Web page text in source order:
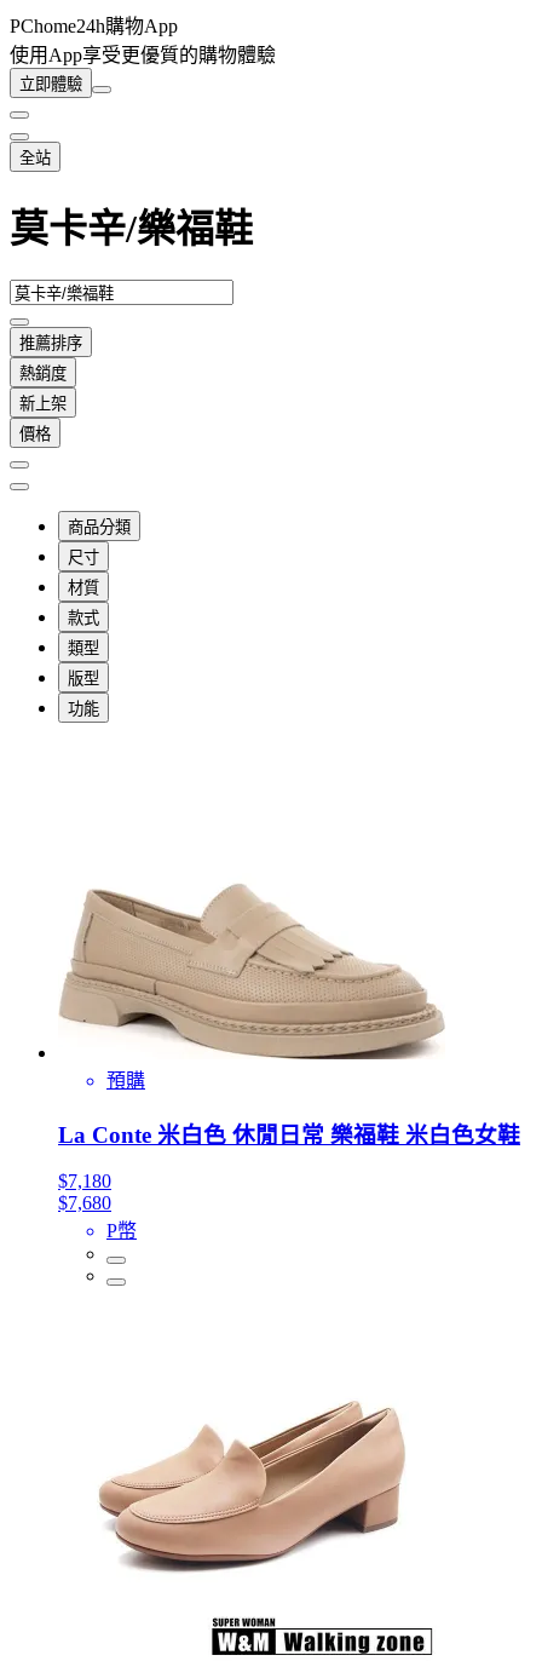
PChome24h購物App
使用App享受更優質的購物體驗
立即體驗
全站
莫卡辛/樂福鞋
推薦排序
熱銷度
新上架
價格
商品分類
尺寸
材質
款式
類型
版型
功能
預購
La Conte 米白色 休閒日常 樂福鞋 米白色女鞋
$7,180
$7,680
P幣